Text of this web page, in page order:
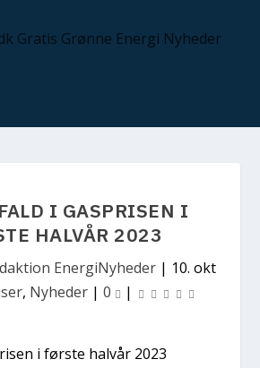
I GASPRISEN I
HALVÅR 2023
EnergiNyheder | 10. okt
, Nyheder | 0 |